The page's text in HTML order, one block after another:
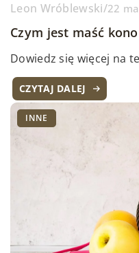
Leon Wróblewski/22
Czym jest maść
Dowiedz się więcej na
CZYTAJ DALEJ
INNE